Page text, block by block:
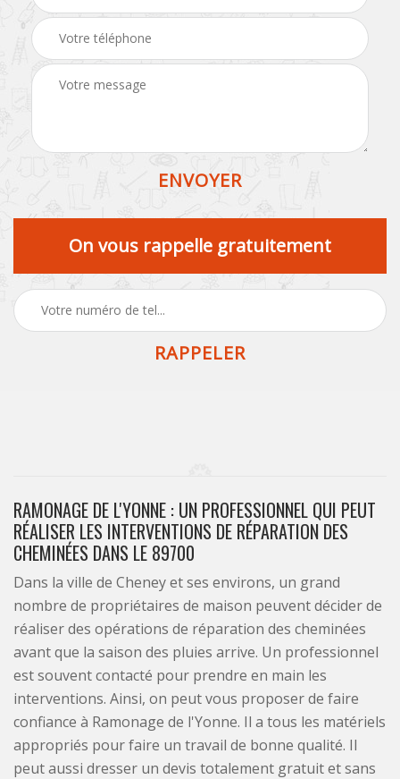
On vous rappelle gratuitement
RAMONAGE DE L'YONNE : UN PROFESSIONNEL QUI PEUT
RÉALISER LES INTERVENTIONS DE RÉPARATION DES
CHEMINÉES DANS LE 89700
Dans la ville de Cheney et ses environs, un grand
nombre de propriétaires de maison peuvent décider de
réaliser des opérations de réparation des cheminées
avant que la saison des pluies arrive. Un professionnel
est souvent contacté pour prendre en main les
interventions. Ainsi, on peut vous proposer de faire
confiance à Ramonage de l'Yonne. Il a tous les matériels
appropriés pour faire un travail de bonne qualité. Il
peut aussi dresser un devis totalement gratuit et sans